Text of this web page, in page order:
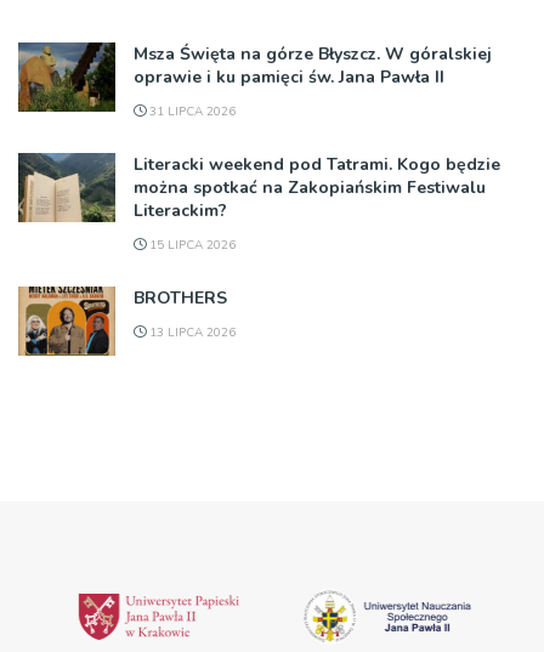
Msza Święta na górze Błyszcz. W góralskiej
oprawie i ku pamięci św. Jana Pawła II
31 LIPCA 2026
Literacki weekend pod Tatrami. Kogo będzie
można spotkać na Zakopiańskim Festiwalu
Literackim?
15 LIPCA 2026
BROTHERS
13 LIPCA 2026